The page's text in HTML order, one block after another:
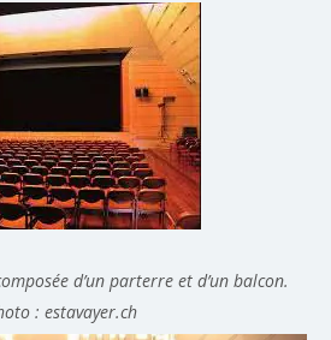
d’un parterre et d’un balcon.
: estavayer.ch